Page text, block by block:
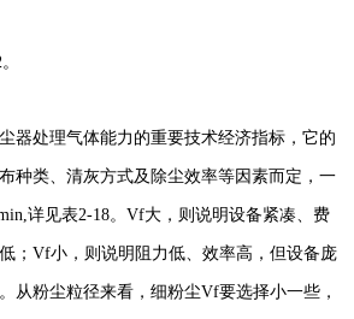
处理气体能力的重要技术经济指标，它的
种类、清灰方式及除尘效率等因素而定，一
详见表2-18。Vf大，则说明设备紧凑、费
；Vf小，则说明阻力低、效率高，但设备庞
从粉尘粒径来看，细粉尘Vf要选择小一些，